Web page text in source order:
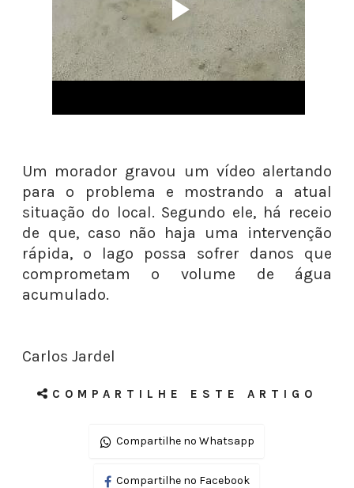
Um morador gravou um vídeo alertando
para o problema e mostrando a atual
situação do local. Segundo ele, há receio
de que, caso não haja uma intervenção
rápida, o lago possa sofrer danos que
comprometam o volume de água
acumulado.
Carlos Jardel
COMPARTILHE ESTE ARTIGO
Compartilhe no Whatsapp
Compartilhe no Facebook